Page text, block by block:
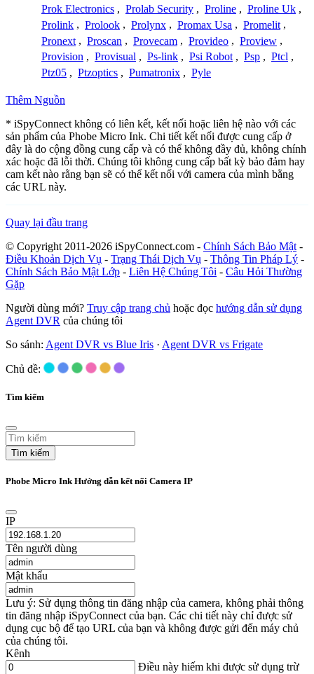
Prok Electronics , Prolab Security , Proline , Proline Uk ,
Prolink , Prolook , Prolynx , Promax Usa , Promelit ,
Pronext , Proscan , Provecam , Provideo , Proview ,
Provision , Provisual , Ps-link , Psi Robot , Psp , Ptcl ,
Ptz05 , Ptzoptics , Pumatronix , Pyle
Thêm Nguồn
* iSpyConnect không có liên kết, kết nối hoặc liên hệ nào với các
sản phẩm của Phobe Micro Ink. Chi tiết kết nối được cung cấp ở
đây là do cộng đồng cung cấp và có thể không đầy đủ, không chính
xác hoặc đã lỗi thời. Chúng tôi không cung cấp bất kỳ bảo đảm hay
cam kết nào rằng bạn sẽ có thể kết nối với camera của mình bằng
các URL này.
Quay lại đầu trang
© Copyright 2011-2026 iSpyConnect.com - Chính Sách Bảo Mật -
Điều Khoản Dịch Vụ - Trạng Thái Dịch Vụ - Thông Tin Pháp Lý -
Chính Sách Bảo Mật Lớp - Liên Hệ Chúng Tôi - Câu Hỏi Thường
Gặp
Người dùng mới? Truy cập trang chủ hoặc đọc hướng dẫn sử dụng
Agent DVR của chúng tôi
So sánh: Agent DVR vs Blue Iris · Agent DVR vs Frigate
Chủ đề:
Tìm kiếm
Tìm kiếm
Phobe Micro Ink Hướng dẫn kết nối Camera IP
IP
Tên người dùng
Mật khẩu
Lưu ý: Sử dụng thông tin đăng nhập của camera, không phải thông
tin đăng nhập iSpyConnect của bạn. Các chi tiết này chỉ được sử
dụng cục bộ để tạo URL của bạn và không được gửi đến máy chủ
của chúng tôi.
Kênh
Điều này hiếm khi được sử dụng trừ